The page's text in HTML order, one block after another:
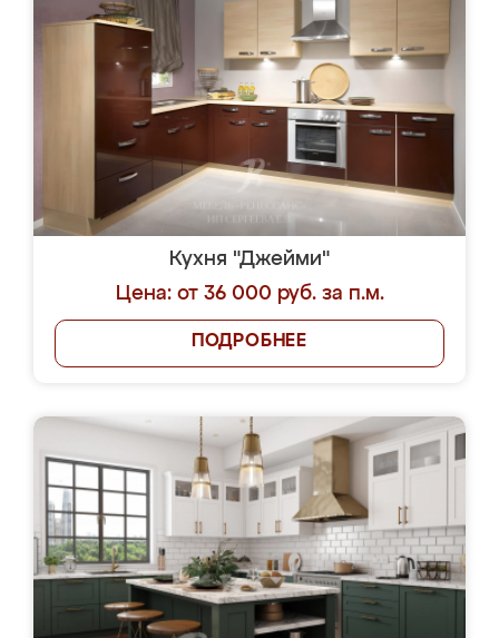
Кухня "Джейми"
Цена: от 36 000 руб. за п.м.
ПОДРОБНЕЕ